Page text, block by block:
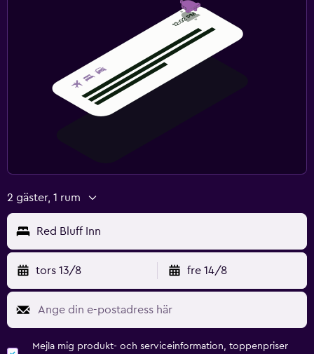
2 gäster, 1 rum
Red Bluff Inn
tors 13/8 fre 14/8
Mejla mig produkt- och serviceinformation, toppenpriser